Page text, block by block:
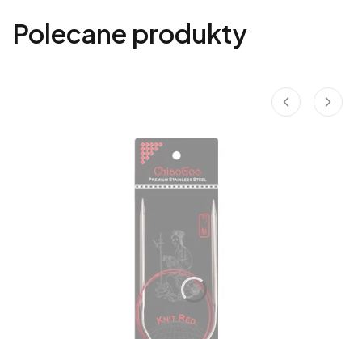
Polecane produkty